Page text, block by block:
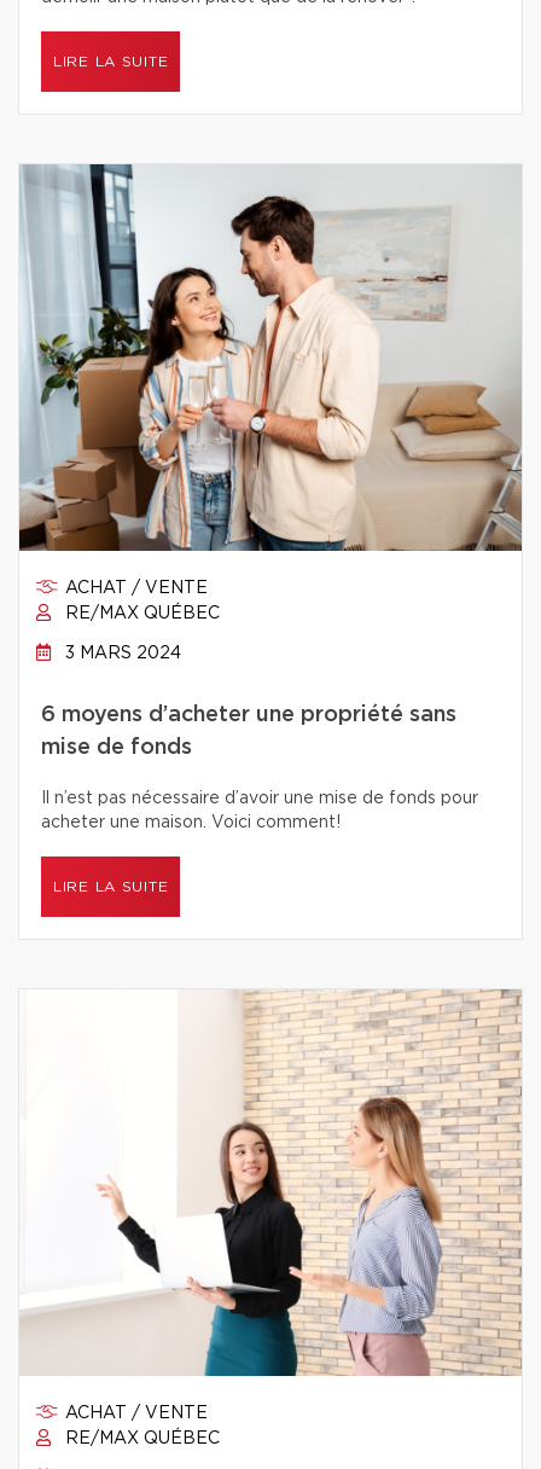
LIRE LA SUITE
ACHAT / VENTE
RE/MAX QUÉBEC
3 MARS 2024
6 moyens d’acheter une propriété sans
mise de fonds
Il n’est pas nécessaire d’avoir une mise de fonds pour
acheter une maison. Voici comment!
LIRE LA SUITE
ACHAT / VENTE
RE/MAX QUÉBEC